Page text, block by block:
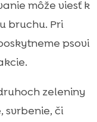
môže viesť k
bruchu. Pri
psovi
zeleniny
svrbenie, či